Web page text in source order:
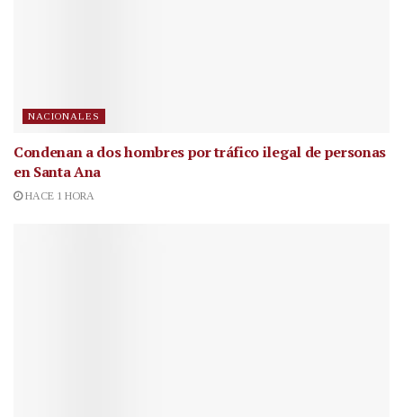
NACIONALES
Condenan a dos hombres por tráfico ilegal de personas
en Santa Ana
HACE 1 HORA